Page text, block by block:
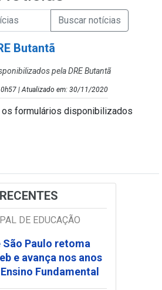
Busca de Notícias
de informaçõesEnviar a Busca de Notícias
Butantã
pela DRE Butantã
| Atualizado em: 30/11/2020
formulários disponibilizados
DE EDUCAÇÃO
Paulo retoma
e avança nos anos
Fundamental